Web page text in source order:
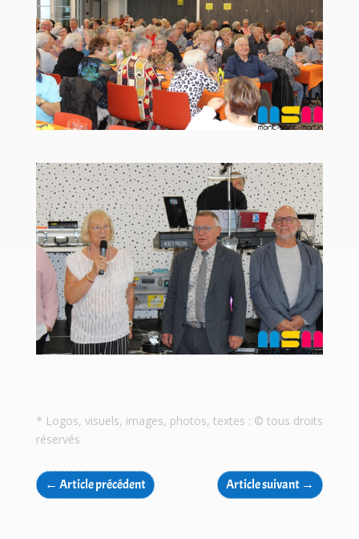
* Logos, visuels, images, photos, textes : © tous droits
réservés
← Article précédent Article suivant →